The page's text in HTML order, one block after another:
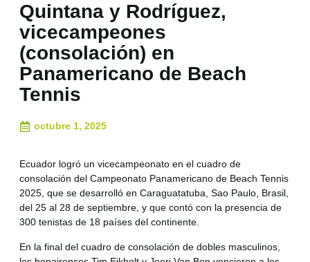
Quintana y Rodríguez,
vicecampeones
(consolación) en
Panamericano de Beach
Tennis
octubre 1, 2025
Ecuador logró un vicecampeonato en el cuadro de
consolación del Campeonato Panamericano de Beach Tennis
2025, que se desarrolló en Caraguatatuba, Sao Paulo, Brasil,
del 25 al 28 de septiembre, y que contó con la presencia de
300 tenistas de 18 países del continente.
En la final del cuadro de consolación de dobles masculinos,